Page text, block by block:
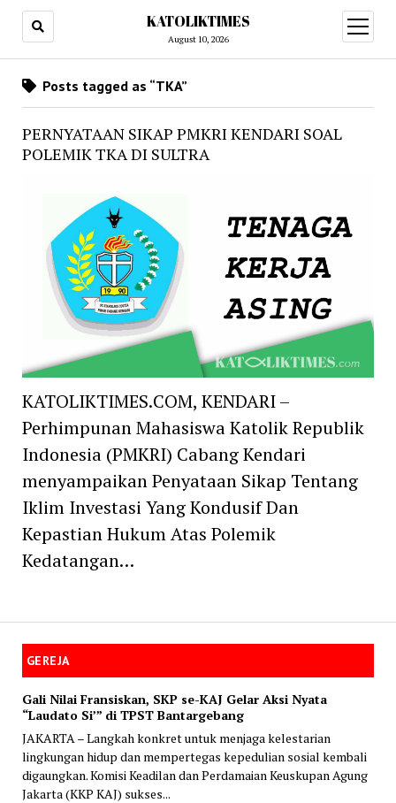
KATOLIKTIMES
August 10, 2026
open
menu
GEREJA
Gali Nilai Fransiskan, SKP se-KAJ Gelar Aksi Nyata
“Laudato Si’” di TPST Bantargebang
JAKARTA – Langkah konkret untuk menjaga kelestarian
lingkungan hidup dan mempertegas kepedulian sosial kembali
digaungkan. Komisi Keadilan dan Perdamaian Keuskupan Agung
Jakarta (KKP KAJ) sukses...
Posts tagged as “TKA”
PERNYATAAN SIKAP PMKRI KENDARI SOAL
POLEMIK TKA DI SULTRA
KATOLIKTIMES.COM, KENDARI –
Perhimpunan Mahasiswa Katolik Republik
Indonesia (PMKRI) Cabang Kendari
menyampaikan Penyataan Sikap Tentang
Iklim Investasi Yang Kondusif Dan
Kepastian Hukum Atas Polemik
Kedatangan…